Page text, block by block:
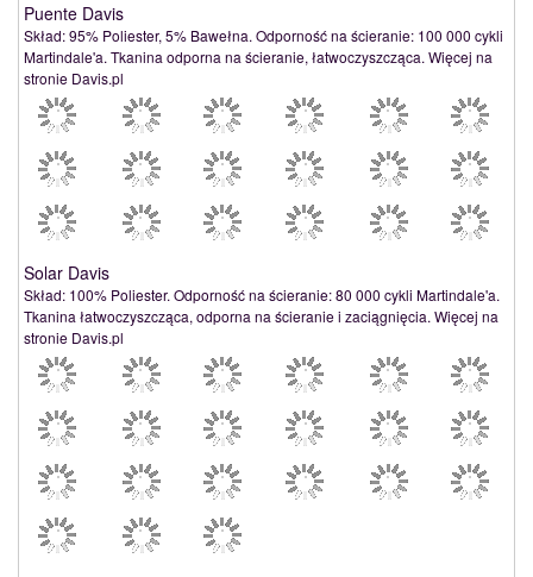
Puente Davis
Skład: 95% Poliester, 5% Bawełna. Odporność na ścieranie: 100 000 cykli
Martindale'a. Tkanina odporna na ścieranie, łatwoczyszcząca. Więcej na
stronie Davis.pl
Solar Davis
Skład: 100% Poliester. Odporność na ścieranie: 80 000 cykli Martindale'a.
Tkanina łatwoczyszcząca, odporna na ścieranie i zaciągnięcia. Więcej na
stronie Davis.pl